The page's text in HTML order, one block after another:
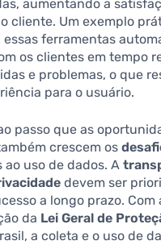
aumentando a
cliente. Um exemplo
ferramentas
os clientes em tempo
e problemas, o que
para o usuário.
passo que as
crescem os
ao uso de dados. A
devem ser
a longo prazo. Com
da Lei Geral de
a coleta e o uso de